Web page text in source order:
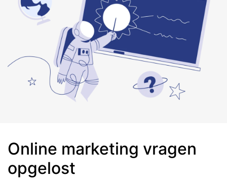
Online marketing vragen
opgelost